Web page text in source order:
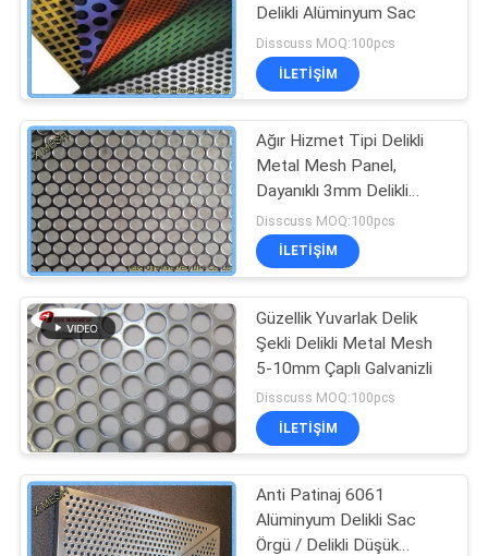
Delikli Alüminyum Sac
Disscuss MOQ:100pcs
İLETIŞIM
Ağır Hizmet Tipi Delikli
Metal Mesh Panel,
Dayanıklı 3mm Delikli
Alüminyum Levha
Disscuss MOQ:100pcs
İLETIŞIM
Güzellik Yuvarlak Delik
Şekli Delikli Metal Mesh
5-10mm Çaplı Galvanizli
Disscuss MOQ:100pcs
İLETIŞIM
Anti Patinaj 6061
Alüminyum Delikli Sac
Örgü / Delikli Düşük